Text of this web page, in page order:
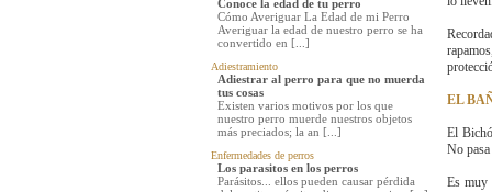
Conoce la edad de tu perro
Cómo Averiguar La Edad de mi Perro
Averiguar la edad de nuestro perro se ha
convertido en [...]
Adiestramiento
Adiestrar al perro para que no muerda
tus cosas
Existen varios motivos por los que
nuestro perro muerde nuestros objetos
más preciados; la an [...]
Enfermedades de perros
Los parasitos en los perros
Parásitos... ellos pueden causar pérdida
EL
El
No
Es muy